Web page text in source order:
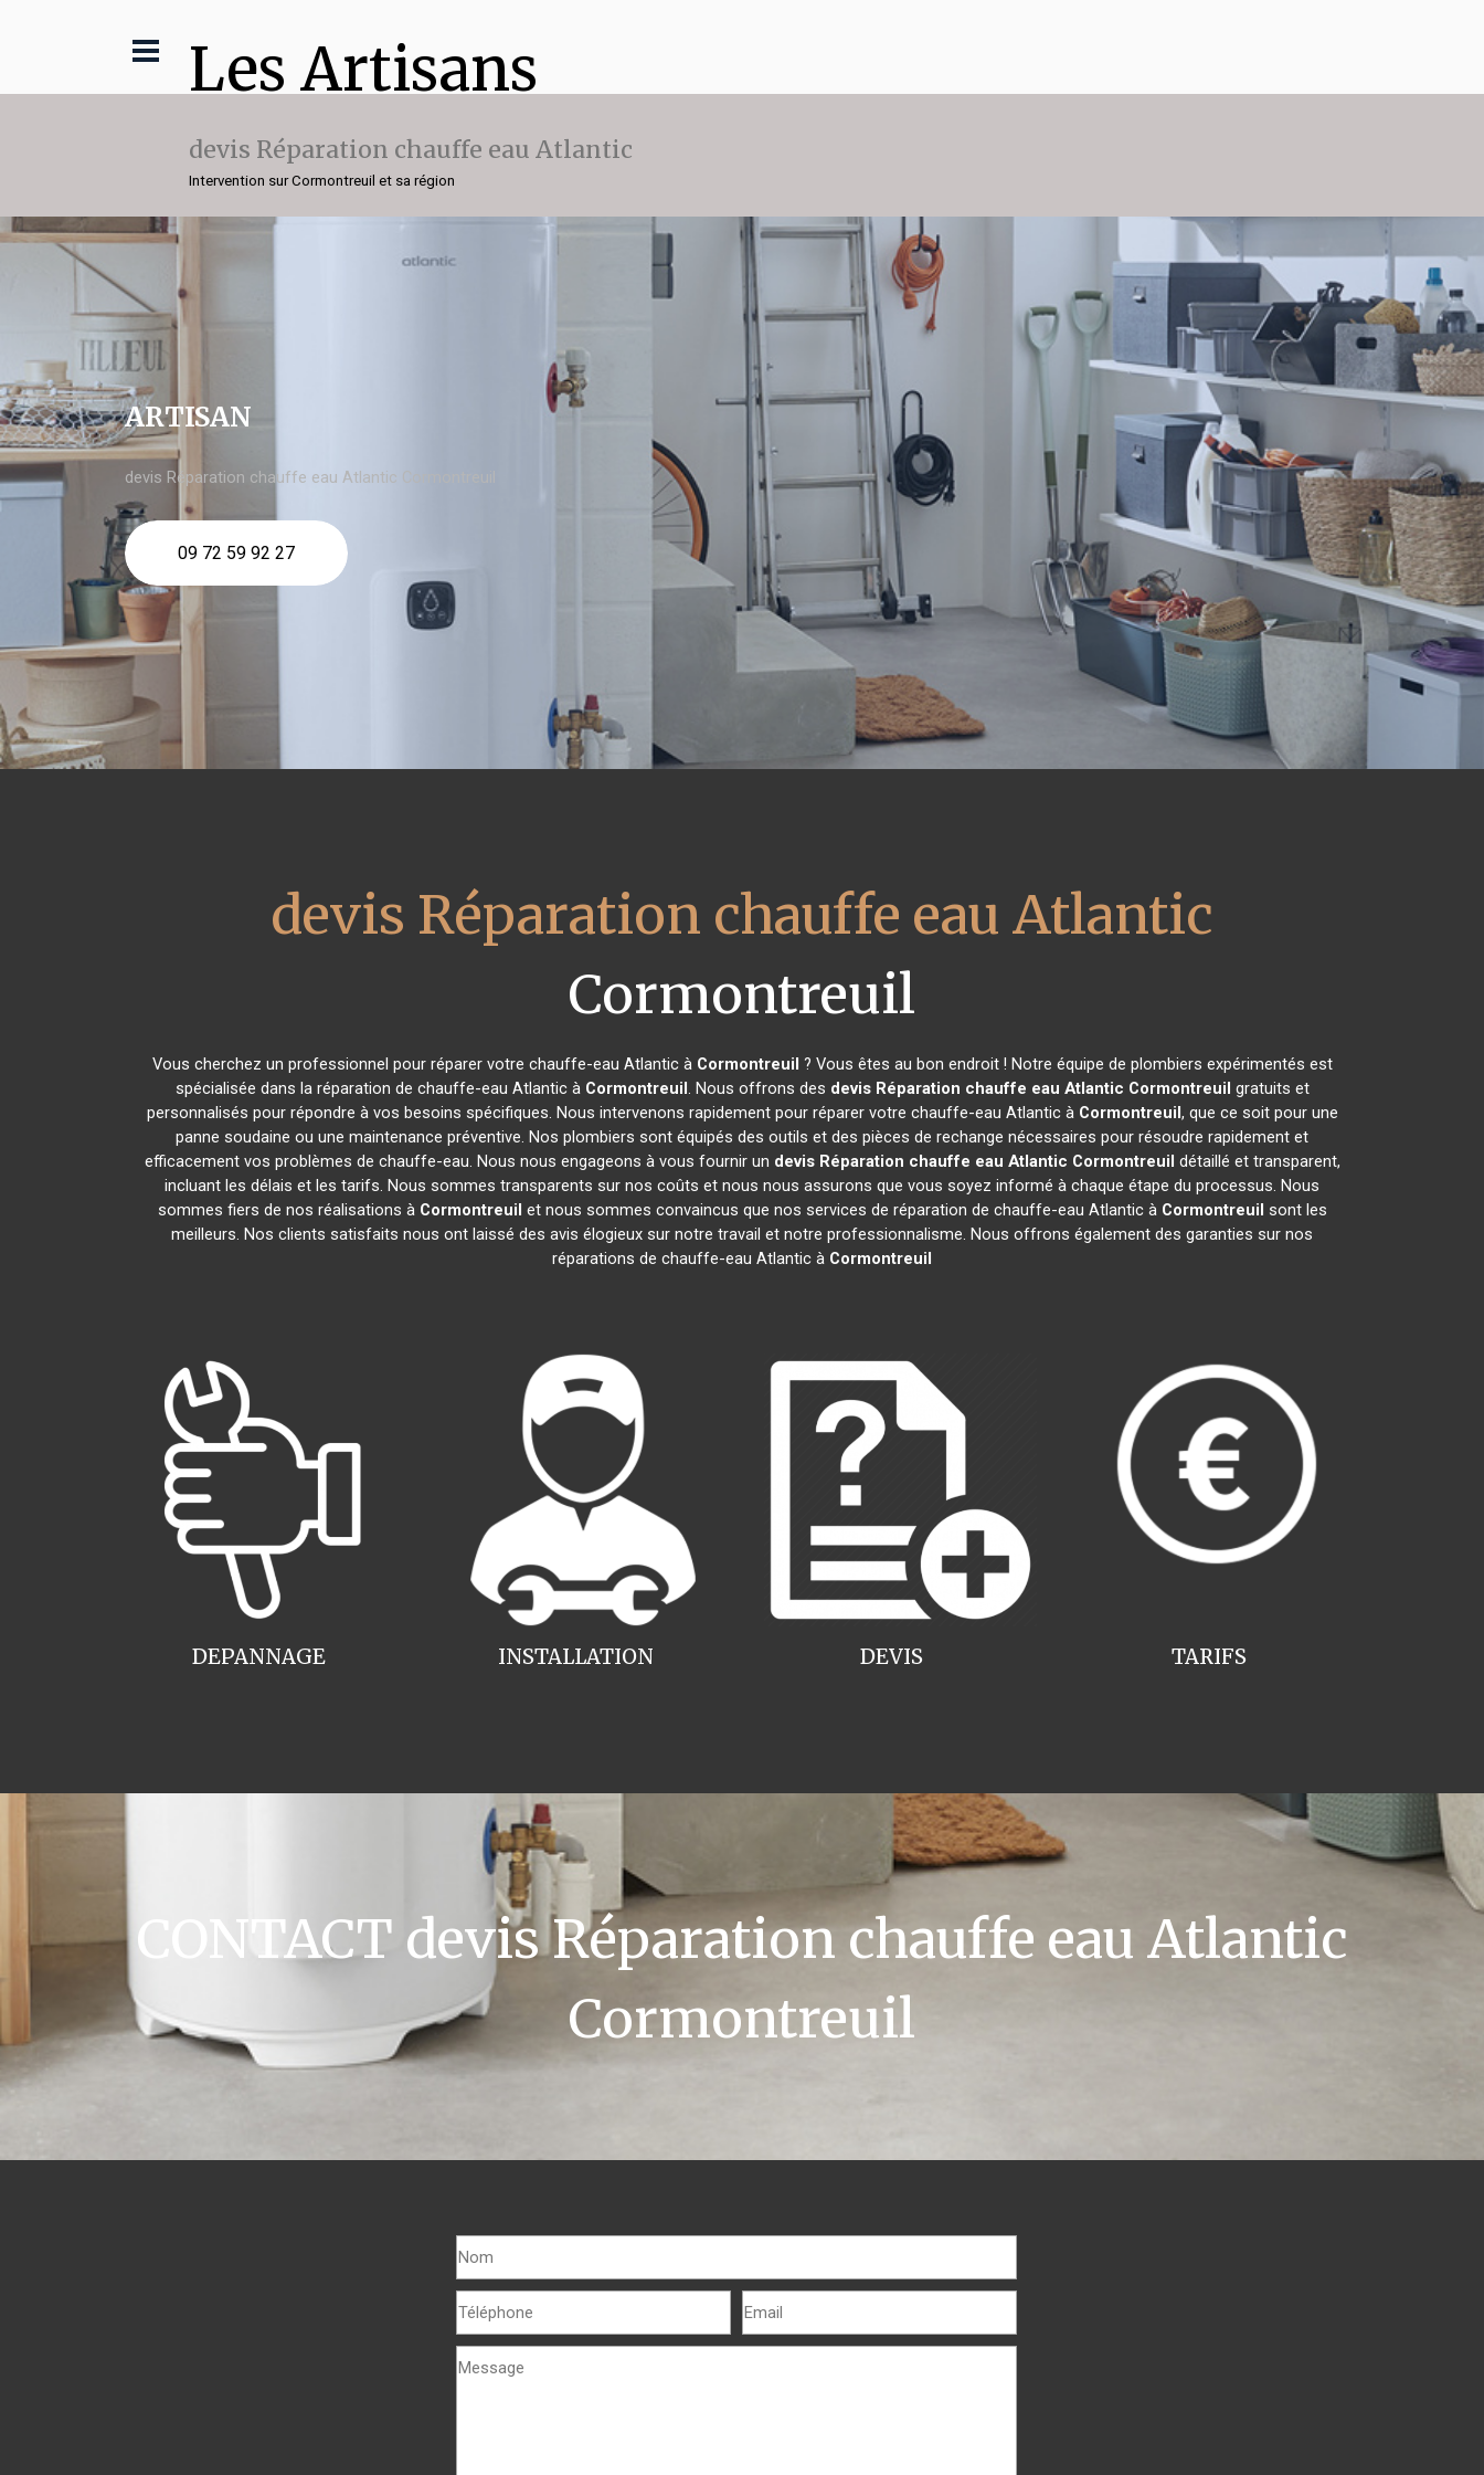
Les Artisans
devis Réparation chauffe eau Atlantic
Intervention sur Cormontreuil et sa région
ARTISAN
devis Réparation chauffe eau Atlantic Cormontreuil
09 72 59 92 27
devis Réparation chauffe eau Atlantic
Cormontreuil
Vous cherchez un professionnel pour réparer votre chauffe-eau Atlantic à Cormontreuil ? Vous êtes au bon endroit ! Notre équipe de plombiers expérimentés est
spécialisée dans la réparation de chauffe-eau Atlantic à Cormontreuil. Nous offrons des devis Réparation chauffe eau Atlantic Cormontreuil gratuits et
personnalisés pour répondre à vos besoins spécifiques. Nous intervenons rapidement pour réparer votre chauffe-eau Atlantic à Cormontreuil, que ce soit pour une
panne soudaine ou une maintenance préventive. Nos plombiers sont équipés des outils et des pièces de rechange nécessaires pour résoudre rapidement et
efficacement vos problèmes de chauffe-eau. Nous nous engageons à vous fournir un devis Réparation chauffe eau Atlantic Cormontreuil détaillé et transparent,
incluant les délais et les tarifs. Nous sommes transparents sur nos coûts et nous nous assurons que vous soyez informé à chaque étape du processus. Nous
sommes fiers de nos réalisations à Cormontreuil et nous sommes convaincus que nos services de réparation de chauffe-eau Atlantic à Cormontreuil sont les
meilleurs. Nos clients satisfaits nous ont laissé des avis élogieux sur notre travail et notre professionnalisme. Nous offrons également des garanties sur nos
réparations de chauffe-eau Atlantic à Cormontreuil
INSTALLATION
DEPANNAGE TARIFS
DEVIS
CONTACT devis Réparation chauffe eau Atlantic
Cormontreuil